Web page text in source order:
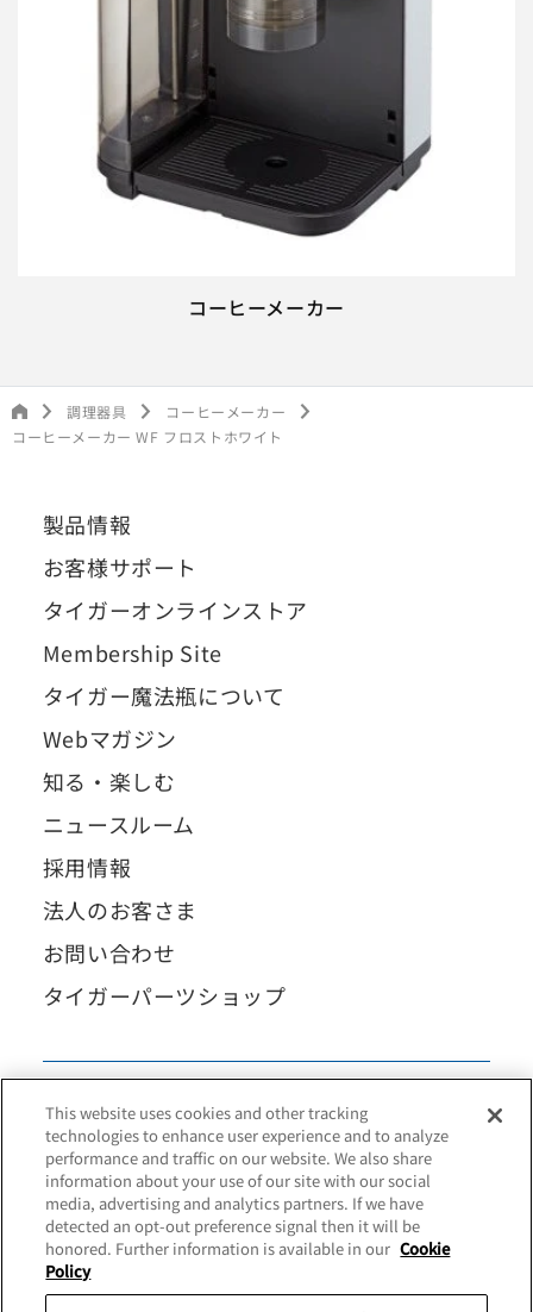
コーヒーメーカー
調理器具
コーヒーメーカー
コーヒーメーカー WF フロストホワイト
製品情報
お客様サポート
タイガーオンラインストア
Membership Site
タイガー魔法瓶について
Webマガジン
知る・楽しむ
ニュースルーム
採用情報
法人のお客さま
お問い合わせ
タイガーパーツショップ
This website uses cookies and other tracking
technologies to enhance user experience and to analyze
performance and traffic on our website. We also share
information about your use of our site with our social
media, advertising and analytics partners. If we have
detected an opt-out preference signal then it will be
honored. Further information is available in our Cookie
Policy